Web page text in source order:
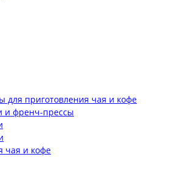
для приготовления чая и кофе
и френч-прессы
чая и кофе